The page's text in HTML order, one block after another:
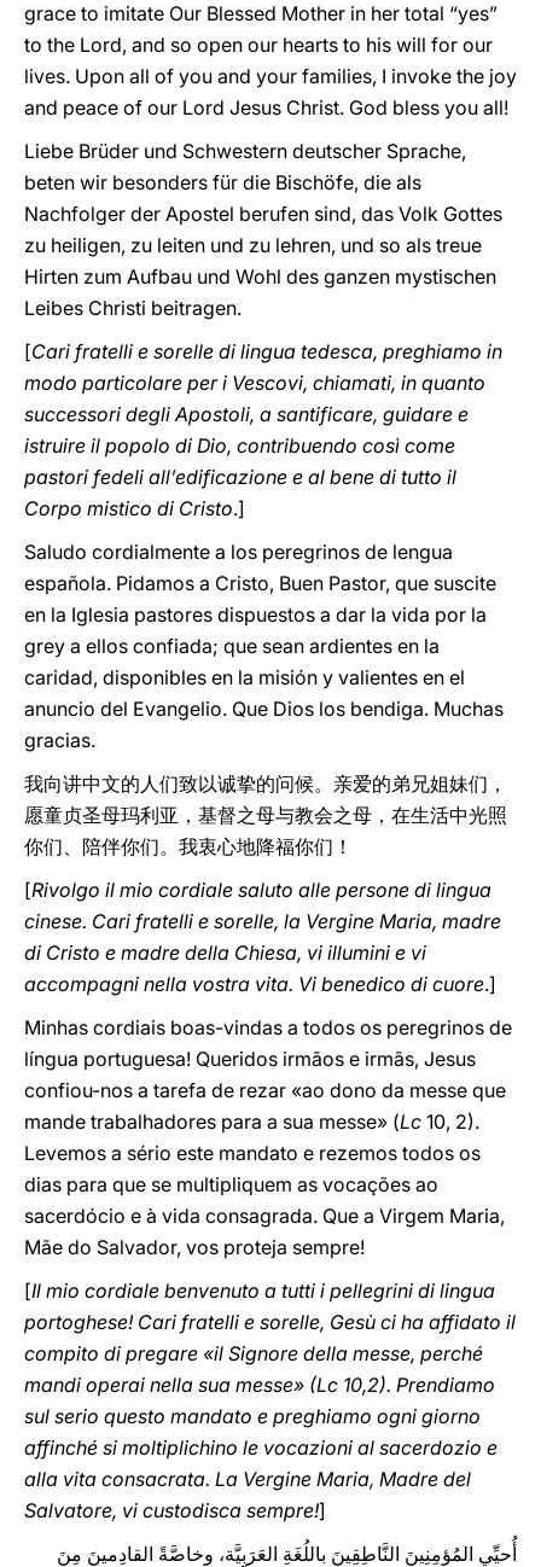
grace to imitate Our Blessed Mother in her total “yes”
to the Lord, and so open our hearts to his will for our
lives. Upon all of you and your families, I invoke the joy
and peace of our Lord Jesus Christ. God bless you all!
Liebe Brüder und Schwestern deutscher Sprache,
beten wir besonders für die Bischöfe, die als
Nachfolger der Apostel berufen sind, das Volk Gottes
zu heiligen, zu leiten und zu lehren, und so als treue
Hirten zum Aufbau und Wohl des ganzen mystischen
Leibes Christi beitragen.
[Cari fratelli e sorelle di lingua tedesca, preghiamo in
modo particolare per i Vescovi, chiamati, in quanto
successori degli Apostoli, a santificare, guidare e
istruire il popolo di Dio, contribuendo così come
pastori fedeli all’edificazione e al bene di tutto il
Corpo mistico di Cristo.]
Saludo cordialmente a los peregrinos de lengua
española. Pidamos a Cristo, Buen Pastor, que suscite
en la Iglesia pastores dispuestos a dar la vida por la
grey a ellos confiada; que sean ardientes en la
caridad, disponibles en la misión y valientes en el
anuncio del Evangelio. Que Dios los bendiga. Muchas
gracias.
我向讲中文的人们致以诚挚的问候。亲爱的弟兄姐妹们，
愿童贞圣母玛利亚，基督之母与教会之母，在生活中光照
你们、陪伴你们。我衷心地降福你们！
[Rivolgo il mio cordiale saluto alle persone di lingua
cinese. Cari fratelli e sorelle, la Vergine Maria, madre
di Cristo e madre della Chiesa, vi illumini e vi
accompagni nella vostra vita. Vi benedico di cuore.]
Minhas cordiais boas-vindas a todos os peregrinos de
língua portuguesa! Queridos irmãos e irmãs, Jesus
confiou-nos a tarefa de rezar «ao dono da messe que
mande trabalhadores para a sua messe» (Lc 10, 2).
Levemos a sério este mandato e rezemos todos os
dias para que se multipliquem as vocações ao
sacerdócio e à vida consagrada. Que a Virgem Maria,
Mãe do Salvador, vos proteja sempre!
[Il mio cordiale benvenuto a tutti i pellegrini di lingua
portoghese! Cari fratelli e sorelle, Gesù ci ha affidato il
compito di pregare «il Signore della messe, perché
mandi operai nella sua messe» (Lc 10,2). Prendiamo
sul serio questo mandato e preghiamo ogni giorno
affinché si moltiplichino le vocazioni al sacerdozio e
alla vita consacrata. La Vergine Maria, Madre del
Salvatore, vi custodisca sempre!]
أُحيِّي المُؤمِنِينَ النَّاطِقِينَ باللُغَةِ العَرَبِيَّة، وخاصَّةً القادِمينَ مِنَ